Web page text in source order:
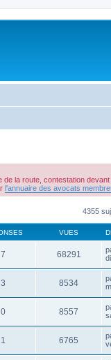
la route, contestation devant
l'annuaire des avocats
4355
VUES
7 68291
3 8534
0 8557
1 6765